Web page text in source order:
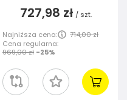
727,98 zł / szt.
Najniższa cena:
714,00 zł
Cena regularna:
969,00 zł -25%